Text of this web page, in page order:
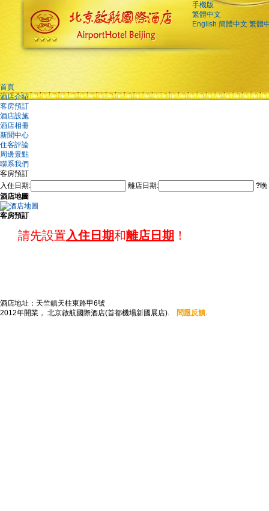
手機版
繁體中文
English 簡體中文 繁體
首頁
酒店介紹
客房預訂
酒店設施
酒店相冊
新聞中心
住客評論
周邊景點
聯系我們
客房預訂
入住日期:
離店日期: ?晚
酒店地圖
客房預訂
請先設置入住日期和離店日期 ！
酒店地址：天竺鎮天柱東路甲6號
2012年開業， 北京啟航國際酒店(首都機場新國展店).
問題反饋.